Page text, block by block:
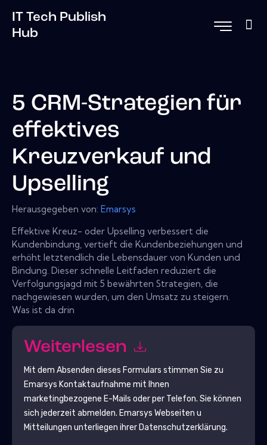
IT Tech Publish
Hub
5 CRM-Strategien für
effektives
Kreuzverkauf und
Upselling
Herausgegeben von: Emarsys
Effektive Kreuz- oder Upselling verbessert die
Kundenbindung, vertieft die Kundenbeziehungen und
erhöht letztendlich die Lebensdauer von Kunden und
Bindung. Dieser schnelle Leitfaden reduziert die
Verfolgungsjagd mit 5 bewährten Strategien, die
nachgewiesen wurden, um den Umsatz zu steigern.
Was ist da drin
Weiterlesen
Mit dem Absenden dieses Formulars stimmen Sie zu
Emarsys Kontaktaufnahme mit Ihnen
marketingbezogene E-Mails oder per Telefon. Sie können
sich jederzeit abmelden. Emarsys Webseiten u
Mitteilungen unterliegen ihrer Datenschutzerklärung.